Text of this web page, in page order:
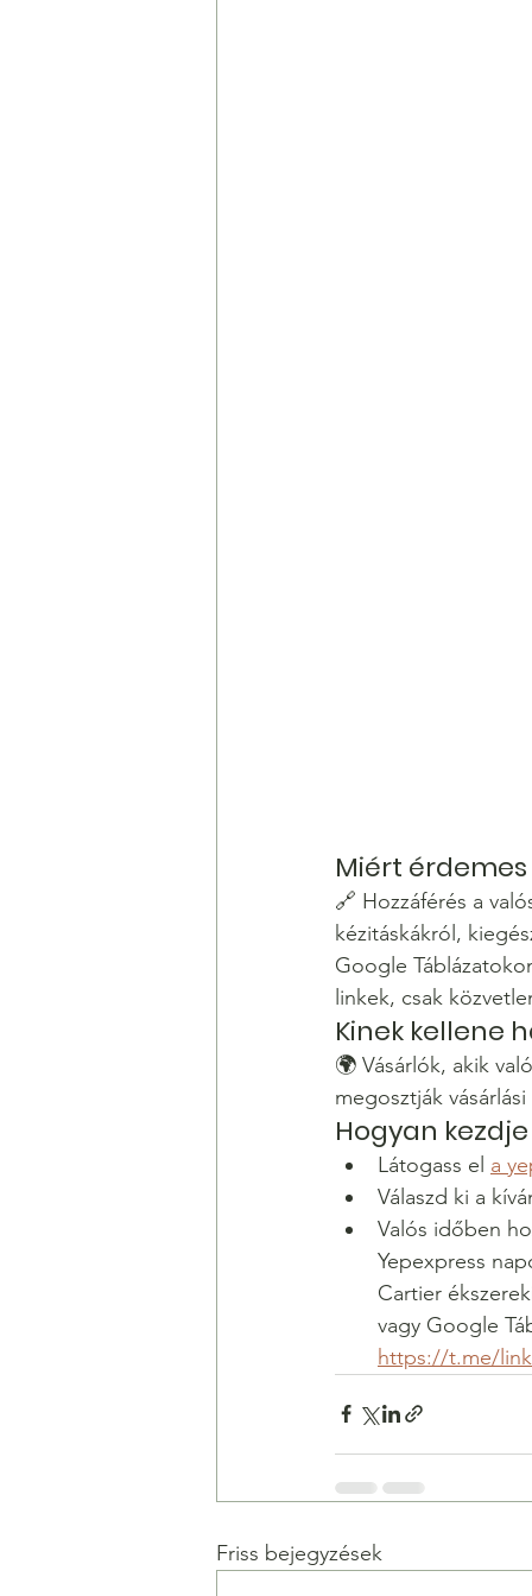
Miért
🔗 Hozzáférés a
kézitáskákról,
Google
linkek, csak
Kinek kellene
🌍 Vásárlók, akik
megosztják
Hogyan
Látogass el a
Válaszd ki a
Valós időben
Yepexpress
Cartier
vagy Google
https://t.me/
Friss bejegyzések